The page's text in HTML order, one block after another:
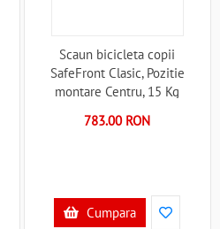
Scaun bicicleta copii
SafeFront Clasic, Pozitie
montare Centru, 15 Kg
783.00 RON
Cumpara